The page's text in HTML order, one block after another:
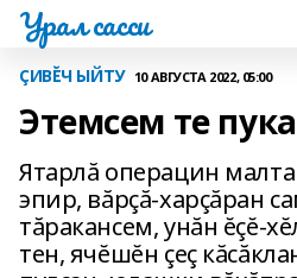
Урал сасси
ÇИВĔЧ ЫЙТУ 10 АВГУСТА 2022, 05:00
Этемсем те
Ятарлă операцин
эпир, вăрçă-харçăран
тăракансем, унăн ĕçĕ-
тен, ячĕшĕн çеç